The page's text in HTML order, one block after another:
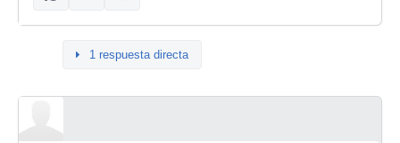
1 respuesta directa